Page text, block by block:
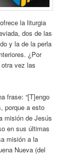
la liturgia
dos de las
y la de la perla
¿Por
vez las
frase: “[T]engo
porque a esto
misión de Jesús
en sus últimas
misión a la
Nueva (del